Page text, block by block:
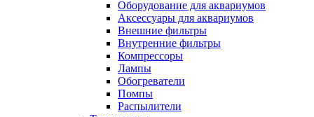
Оборудование для аквариумов
Аксессуары для аквариумов
Внешние фильтры
Внутренние фильтры
Компрессоры
Лампы
Обогреватели
Помпы
Распылители